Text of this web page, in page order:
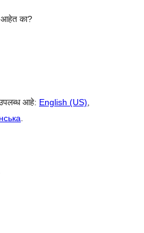
आहेत का?
उपलब्ध आहे: English (US),
.